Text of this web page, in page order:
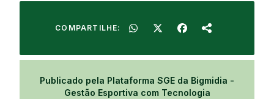
COMPARTILHE:
Publicado pela Plataforma SGE da Bigmidia -
Gestão Esportiva com Tecnologia